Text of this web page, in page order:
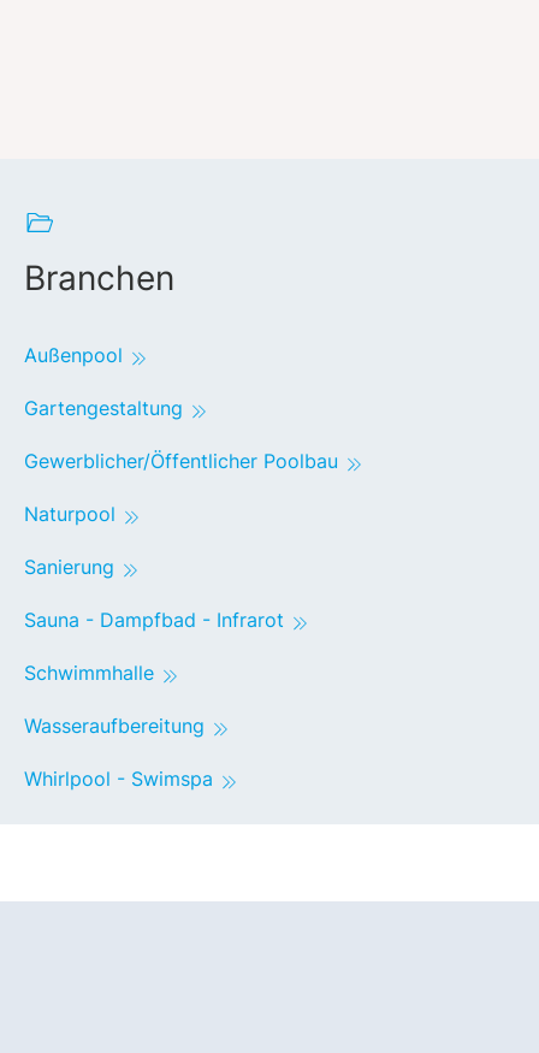
Branchen
Außenpool
Gartengestaltung
Gewerblicher/Öffentlicher Poolbau
Naturpool
Sanierung
Sauna - Dampfbad - Infrarot
Schwimmhalle
Wasseraufbereitung
Whirlpool - Swimspa